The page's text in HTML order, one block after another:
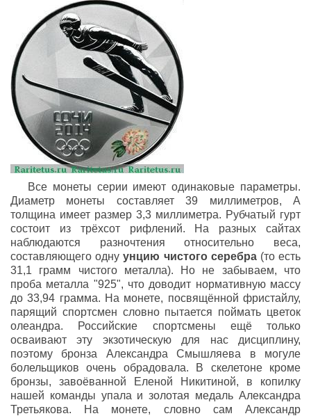
Все монеты серии имеют одинаковые параметры.
Диаметр монеты составляет 39 миллиметров, А
толщина имеет размер 3,3 миллиметра. Рубчатый гурт
состоит из трёхсот рифлений. На разных сайтах
наблюдаются разночтения относительно веса,
составляющего однуунцию чистого серебра(то есть
31,1 грамм чистого металла). Но не забываем, что
проба металла "925", что доводит нормативную массу
до 33,94 грамма. На монете, посвящённой фристайлу,
парящий спортсмен словно пытается поймать цветок
олеандра. Российские спортсмены ещё только
осваивают эту экзотическую для нас дисциплину,
поэтому бронза Александра Смышляева в могуле
болельщиков очень обрадовала. В скелетоне кроме
бронзы, завоёванной Еленой Никитиной, в копилку
нашей команды упала и золотая медаль Александра
Третьякова. На монете, словно сам Александр